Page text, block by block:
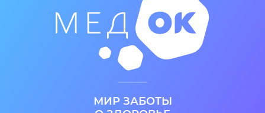
МИР ЗАБОТЫ